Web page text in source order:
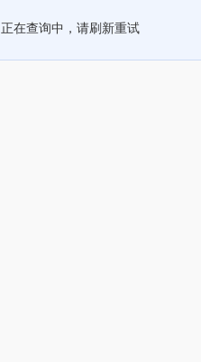
正在查询中，请刷新重试